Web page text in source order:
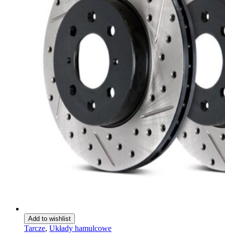
Add to wishlist
Tarcze, Układy hamulcowe